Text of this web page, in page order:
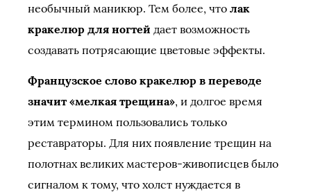
необычный маникюр. Тем более, что лак
кракелюр для ногтей дает возможность
создавать потрясающие цветовые эффекты.
Французское слово кракелюр в переводе
значит «мелкая трещина», и долгое время
этим термином пользовались только
реставраторы. Для них появление трещин на
полотнах великих мастеров-живописцев было
сигналом к тому, что холст нуждается в